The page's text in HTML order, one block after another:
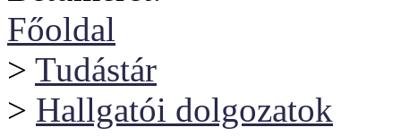
Főoldal
> Tudástár
> Hallgatói dolgozatok